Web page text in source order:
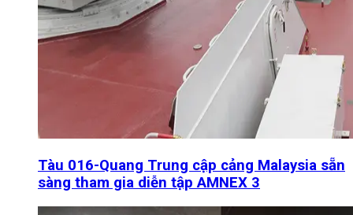
Tàu 016-Quang Trung cập cảng Malaysia sẵn
sàng tham gia diễn tập AMNEX 3